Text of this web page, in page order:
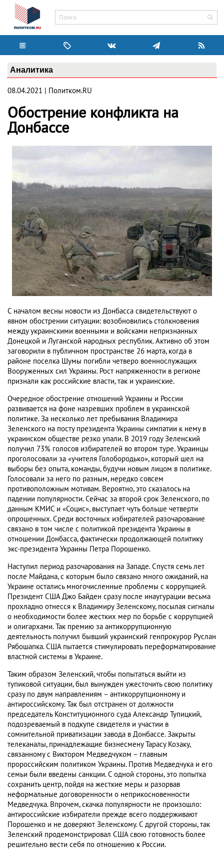
Аналитика
08.04.2021 | Политком.RU
Обострение конфликта на
Донбассе
С началом весны новости из Донбасса свидетельствуют о
явном обострении ситуации: возобновились столкновения
между украинскими военными и войсками непризнанных
Донецкой и Луганской народных республик. Активно об этом
заговорили в публичном пространстве 26 марта, когда в
районе поселка Шумы погибли четверо военнослужащих
Вооруженных сил Украины. Рост напряженности в регионе
признали как российские власти, так и украинские.
Очередное обострение отношений Украины и России
развивается на фоне назревших проблем в украинской
политике. За несколько лет пребывания Владимира
Зеленского на посту президента Украины симпатии к нему в
украинском обществе резко упали. В 2019 году Зеленский
получил 73% голосов избирателей во втором туре. Украинцы
проголосовали за «учителя Голобородько», который шел на
выборы без опыта, команды, будучи новым лицом в политике.
Голосовали за него по разным, нередко совсем
противоположным мотивам. Вероятно, это сказалось на
падении популярности. Сейчас за второй срок Зеленского, по
данным КМИС и «Социс», выступает чуть больше четверти
опрошенных. Среди восточных избирателей разочарование
связано в том числе с политикой президента Украины в
отношении Донбасса, фактически продолжающей политику
экс-президента Украины Петра Порошенко.
Наступил период разочарования на Западе. Спустя семь лет
после Майдана, с которым было связано много ожиданий, на
Украине остались многочисленные проблемы с коррупцией.
Президент США Джо Байден сразу после инаугурации весьма
прохладно отнесся к Владимиру Зеленскому, посылая сигналы
о необходимости более жестких мер по борьбе с коррупцией
и олигархами. Так премию за антикоррупционную
деятельность получил бывший украинский генпрокурор Руслан
Рябошапка. США пытается стимулировать переформатирование
властной системы в Украине.
Таким образом Зеленский, чтобы попытаться выйти из
тупиковой ситуации, был вынужден ужесточить свою политику
сразу по двум направлениям – антикоррупционному и
антироссийскому. Так был отстранен от должности
председатель Конституционного суда Александр Тупицкий,
подозреваемый в подкупе свидетеля и участии в
сомнительной приватизации завода в Донбассе. Закрыты
телеканалы, принадлежащие бизнесмену Тарасу Козаку,
связанному с Виктором Медведчуком – главным
пророссийским политиком Украины. Против Медведчука и его
семьи были введены санкции. С одной стороны, это попытка
сохранить центр, пойдя на жесткие меры и разорвав
неформальные договоренности о неприкосновенности
Медведчука. Впрочем, скачка популярности не произошло:
антироссийские избиратели прежде всего поддерживают
Порошенко и не доверяют Зеленскому. С другой стороны, так
Зеленский продемонстрировал США свою готовность более
решительно вести себя по отношению к России.